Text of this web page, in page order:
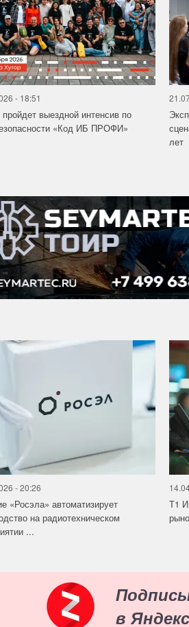
- 18:51
выездной интенсив по
«Код ИБ ПРОФИ»
лет
- 20:26
«Росэла» автоматизирует
на радиотехническом
...
Т1
в